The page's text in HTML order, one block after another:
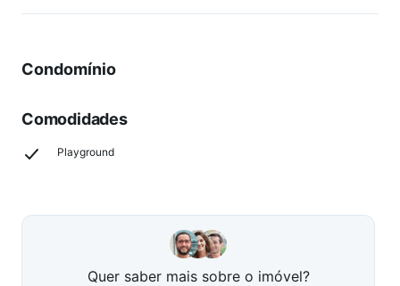
Condomínio
Comodidades
Playground
Quer saber mais sobre o imóvel?